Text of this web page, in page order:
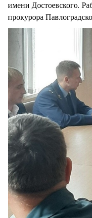
имени Достоевского.
прокурора